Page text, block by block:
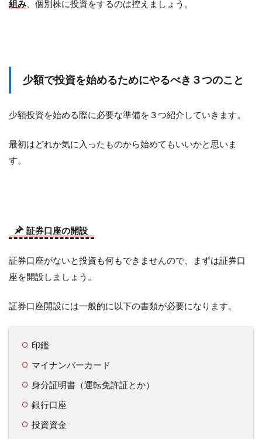
組み 、個別株に投資をするのは控えましょう。
少額で投資を始めるためにやるべき３つのこと
少額投資を始める際に必要な準備を３つ紹介していきます。
最初はどれか気に入ったものから始めてもいいかと思いま
す。
証券口座の開設
証券口座がないと投資も何もできませんので、まずは証券口
座を開設しましょう。
証券口座開設には一般的に以下の書類が必要になります。
印鑑
マイナンバーカード
身分証明書（運転免許証とか）
銀行口座
投資資金